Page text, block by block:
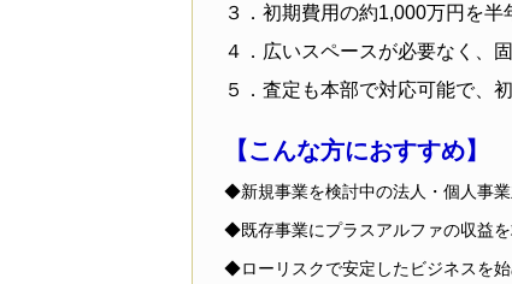
３．初期費用の約1,000万円を半
４．広いスペースが必要なく、
５．査定も本部で対応可能で、
【こんな方におすすめ】
◆新規事業を検討中の法人・個人事
◆既存事業にプラスアルファの収益
◆ローリスクで安定したビジネスを